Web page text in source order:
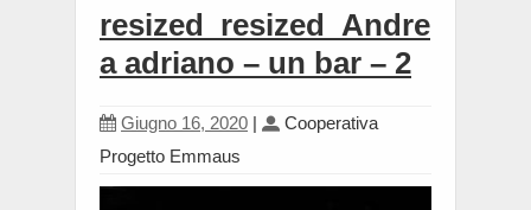
resized_resized_Andre
a adriano – un bar – 2
Giugno 16, 2020 |
Cooperativa
Progetto Emmaus